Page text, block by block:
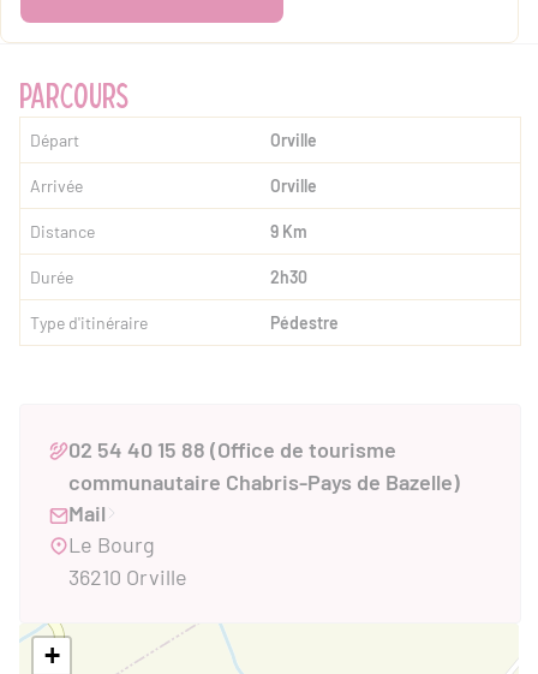
PARCOURS
Départ Orville
Arrivée Orville
Distance 9 Km
Durée 2h30
Type d'itinéraire Pédestre
02 54 40 15 88 (Office de tourisme
communautaire Chabris-Pays de Bazelle)
Mail
Le Bourg
36210 Orville
+